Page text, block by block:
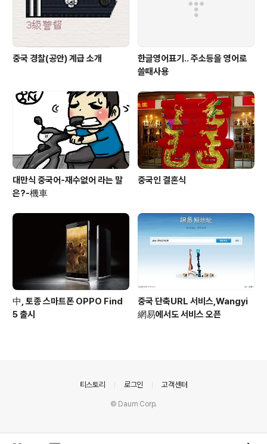
중국 경찰(공안) 계급 소개
한글영어표기.. 주소등을 영어로
쓸때사용
대만식 중국어-재수없어 라는 말
은?-機車
중국인 결혼식
中, 토종 스마트폰 OPPO Find
5 출시
중국 단축URL 서비스,Wangyi
網易에서도 서비스 오픈
티스토리 로그인 고객센터
© Daum Corp.